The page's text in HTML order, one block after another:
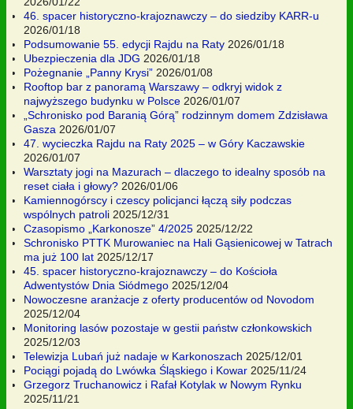
46. spacer historyczno-krajoznawczy – do siedziby KARR-u
2026/01/18
Podsumowanie 55. edycji Rajdu na Raty 2026/01/18
Ubezpieczenia dla JDG 2026/01/18
Pożegnanie „Panny Krysi” 2026/01/08
Rooftop bar z panoramą Warszawy – odkryj widok z
najwyższego budynku w Polsce 2026/01/07
„Schronisko pod Baranią Górą” rodzinnym domem Zdzisława
Gasza 2026/01/07
47. wycieczka Rajdu na Raty 2025 – w Góry Kaczawskie
2026/01/07
Warsztaty jogi na Mazurach – dlaczego to idealny sposób na
reset ciała i głowy? 2026/01/06
Kamiennogórscy i czescy policjanci łączą siły podczas
wspólnych patroli 2025/12/31
Czasopismo „Karkonosze” 4/2025 2025/12/22
Schronisko PTTK Murowaniec na Hali Gąsienicowej w Tatrach
ma już 100 lat 2025/12/17
45. spacer historyczno-krajoznawczy – do Kościoła
Adwentystów Dnia Siódmego 2025/12/04
Nowoczesne aranżacje z oferty producentów od Novodom
2025/12/04
Monitoring lasów pozostaje w gestii państw członkowskich
2025/12/03
Telewizja Lubań już nadaje w Karkonoszach 2025/12/01
Pociągi pojadą do Lwówka Śląskiego i Kowar 2025/11/24
Grzegorz Truchanowicz i Rafał Kotylak w Nowym Rynku
2025/11/21